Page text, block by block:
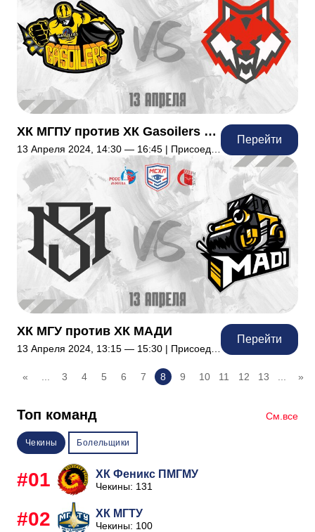
ХК МГПУ против ХК Gasoilers РГУНиГ
Перейти
ХК МГУ против ХК МАДИ
Перейти
« 3 4 5 6 7 8 9 10 11 12 13 »
Топ команд См.все
Чекины Болельщики
#01 ХК Феникс ПМГМУ
Чекины: 131
#02 ХК МГТУ
Чекины: 100